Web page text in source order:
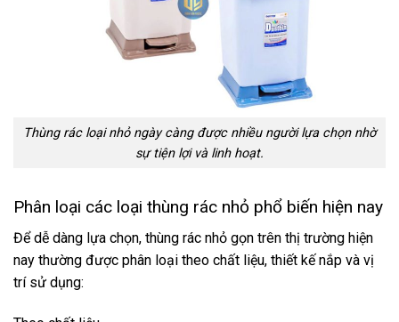
Thùng rác loại nhỏ ngày càng được nhiều người lựa chọn nhờ
sự tiện lợi và linh hoạt.
Phân loại các loại thùng rác nhỏ phổ biến hiện nay
Để dễ dàng lựa chọn, thùng rác nhỏ gọn trên thị trường hiện
nay thường được phân loại theo chất liệu, thiết kế nắp và vị
trí sử dụng: